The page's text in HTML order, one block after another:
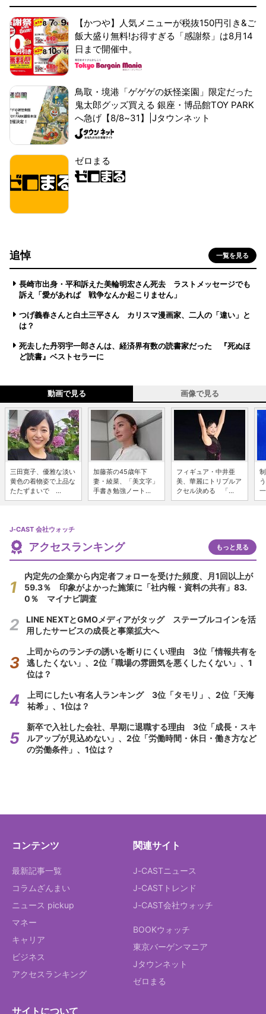
【かつや】人気メニューが税抜150円引き&ご
飯大盛り無料!お得すぎる「感謝祭」は8月14
日まで開催中。
鳥取・境港「ゲゲゲの妖怪楽園」限定だった
鬼太郎グッズ買える 銀座・博品館TOY PARK
へ急げ【8/8~31】|Jタウンネット
ゼロまる
追悼 一覧を見る
長崎市出身・平和訴えた美輪明宏さん死去 ラストメッセージでも
訴え「愛があれば 戦争なんか起こりません」
つげ義春さんと白土三平さん カリスマ漫画家、二人の「違い」と
は？
死去した丹羽宇一郎さんは、経済界有数の読書家だった 『死ぬほ
ど読書』ベストセラーに
動画で見る 画像で見る
三田寛子、優雅な淡い
黄色の着物姿で上品な
たたずまいで ...
加藤茶の45歳年下
妻・綾菜、「美文字」
手書き勉強ノート...
フィギュア・中井亜
美、華麗にトリプルア
クセル決める 「...
J-CAST 会社ウォッチ
アクセスランキング もっと見る
内定先の企業から内定者フォローを受けた頻度、月1回以上が
59.3％ 印象がよかった施策に「社内報・資料の共有」83.
0％ マイナビ調査
LINE NEXTとGMOメディアがタッグ ステーブルコインを活
用したサービスの成長と事業拡大へ
上司からのランチの誘いを断りにくい理由 3位「情報共有を
逃したくない」、2位「職場の雰囲気を悪くしたくない」、1
位は？
上司にしたい有名人ランキング 3位「タモリ」、2位「天海
祐希」、1位は？
新卒で入社した会社、早期に退職する理由 3位「成長・スキ
ルアップが見込めない」、2位「労働時間・休日・働き方など
の労働条件」、1位は？
コンテンツ
最新記事一覧
コラムざんまい
ニュース pickup
マネー
キャリア
ビジネス
アクセスランキング
関連サイト
J-CASTニュース
J-CASTトレンド
J-CAST会社ウォッチ
BOOKウォッチ
東京バーゲンマニア
Jタウンネット
ゼロまる
サイトについて